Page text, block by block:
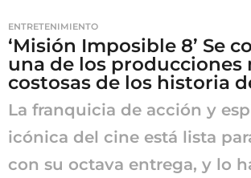
g
o
ENTRETENIMIENTO
‘Misión Imposible 8’ Se
una de los producciones
costosas de los historia
La franquicia de acción y
icónica del cine está lista
con su octava entrega, y lo